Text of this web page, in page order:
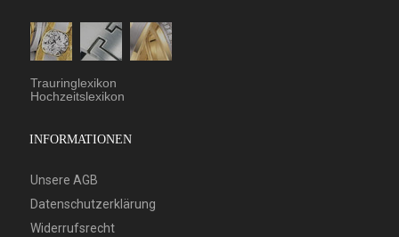
Trauringlexikon
Hochzeitslexikon
INFORMATIONEN
Unsere AGB
Datenschutzerklärung
Widerrufsrecht